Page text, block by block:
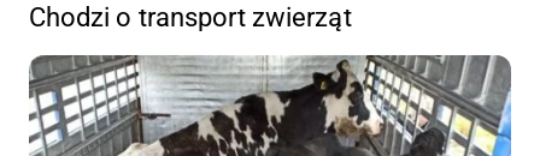
Chodzi o transport zwierząt